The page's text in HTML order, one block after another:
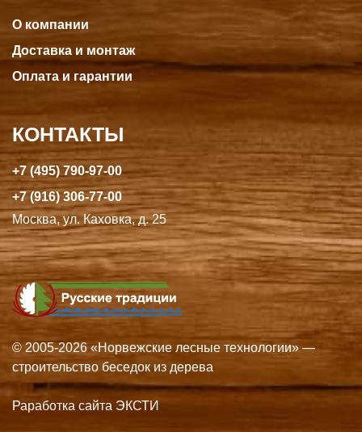
О компании
Доставка и монтаж
Оплата и гарантии
КОНТАКТЫ
+7 (495) 790-97-00
+7 (916) 306-77-00
Москва, ул. Каховка, д. 25
© 2005-2026 «Норвежские лесные технологии» —
строительство беседок из дерева
Раработка сайта ЭКСТИ